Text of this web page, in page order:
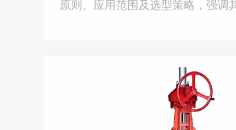
原则、应用范围及选型策略，强调